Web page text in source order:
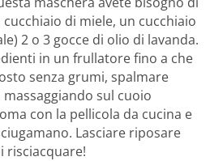
di miele, un cucchiaio
2 o 3 gocce di olio di lavanda.
in un frullatore fino a che
senza grumi, spalmare
sul cuoio
con la pellicola da cucina e
Lasciare riposare
risciacquare!